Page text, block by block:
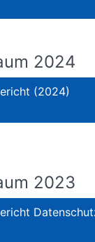
2024
(2024)
2023